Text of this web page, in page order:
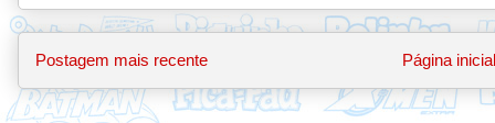
Postagem mais recente Página inicial